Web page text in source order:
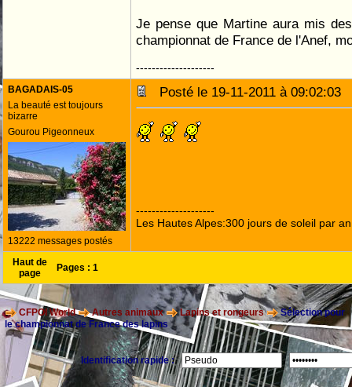
Je pense que Martine aura mis
championnat de France de l'Anef,
--------------------
BAGADAIS-05
La beauté est toujours
bizarre
Gourou Pigeonneux
13222 messages postés
Posté le 19-11-2011 à 09:02:03
--------------------
Les Hautes Alpes:300 jours de soleil par an
Haut de
page
Pages : 1
CFPOI World Autres animaux Lapins et rongeurs
Sélection pour
le championnat de France des lapins
Identification rapide :